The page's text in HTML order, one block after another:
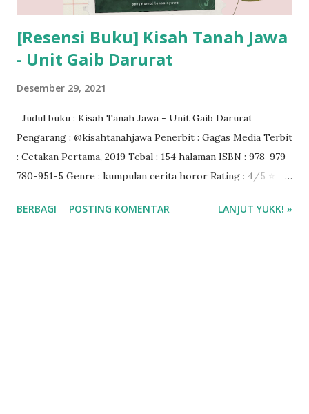
[Resensi Buku] Kisah Tanah Jawa
- Unit Gaib Darurat
Desember 29, 2021
Judul buku : Kisah Tanah Jawa - Unit Gaib Darurat
Pengarang : @kisahtanahjawa Penerbit : Gagas Media Terbit
: Cetakan Pertama, 2019 Tebal : 154 halaman ISBN : 978-979-
780-951-5 Genre : kumpulan cerita horor Rating : 4/5 ⭐
BERBAGI POSTING KOMENTAR LANJUT YUKK! »